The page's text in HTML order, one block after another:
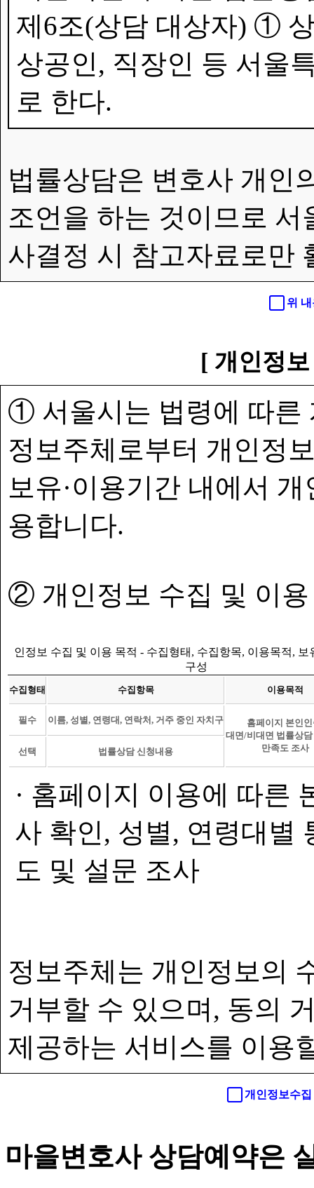
제6조(상담 대상자) ①
상공인, 직장인 등 서울
로 한다.
법률상담은 변호사 개인
조언을 하는 것이므로
사결정 시 참고자료로만
위
[ 개인정
① 서울시는 법령에 따른
정보주체로부터 개인정
보유·이용기간 내에서
용합니다.
② 개인정보 수집 및 이용
인정보 수집 및 이용 목적 - 수집형태, 수집항목, 이용목적, 보
구성
수집형태 수집항목 이용목적
필수 이름, 성별, 연령대, 연락처, 거주 중인 자치구
홈페이지 본인인
대면/비대면 법률상
만족도 조사
선택 법률상담 신청내용
· 홈페이지 이용에 따른
사 확인, 성별, 연령대별
도 및 설문 조사
정보주체는 개인정보의
거부할 수 있으며, 동의
제공하는 서비스를 이용
개인정보수
마을변호사 상담예약은